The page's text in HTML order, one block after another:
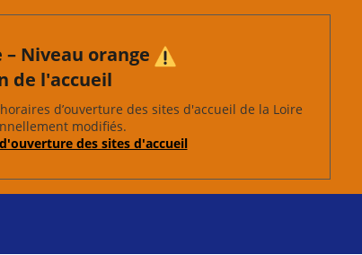
Niveau orange
de l'accueil
d’ouverture des sites d'accueil de la Loire
modifiés.
des sites d'accueil